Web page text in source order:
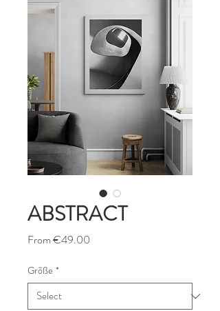
ABSTRACT
From€49.00
Größe *